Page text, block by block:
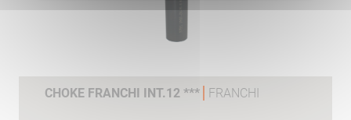
CHOKE FRANCHI INT.12 *** FRANCHI